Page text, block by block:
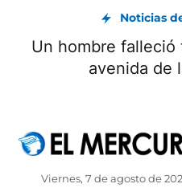
Noticias
Un hombre
avenida de
Viernes, 7 de agosto de